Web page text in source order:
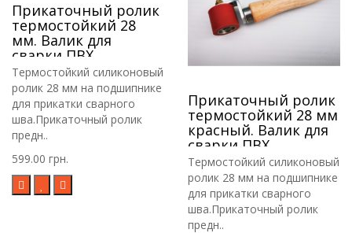
Прикаточный ролик
термостойкий 28
мм. Валик для
сварки ПВХ
мембраны, лайнера,
тента
Термостойкий силиконовый
ролик 28 мм на подшипнике
для прикатки сварного
шва.Прикаточный ролик
предн..
599.00 грн.
Прикаточный ролик
термостойкий 28 мм
красный. Валик для
сварки ПВХ
мембраны, лайнера,
тента
Термостойкий силиконовый
ролик 28 мм на подшипнике
для прикатки сварного
шва.Прикаточный ролик
предн..